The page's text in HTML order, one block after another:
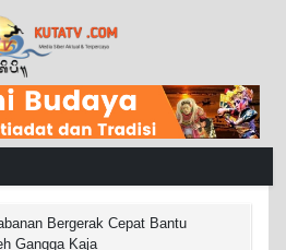
Bergerak Cepat Bantu
Gangga Kaja